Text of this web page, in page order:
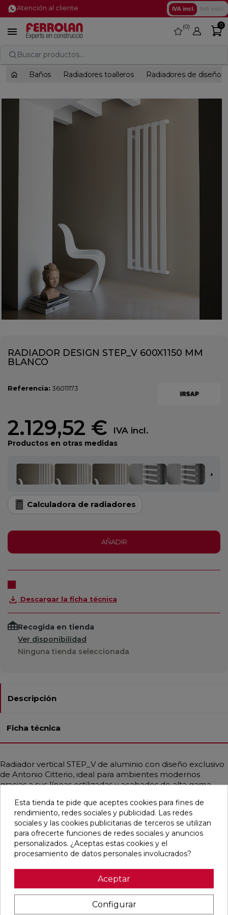
Atención al cliente IVA incl.
 favorite
0 0
Buscar productos...
Baños Radiadores toalleros Radiadores de diseño
RADIADOR DESIGN STEP_V 600X1150 MM
BLANCO
Referencia: 36011173
2.129,52 € IVA incl.
Productos en otras medidas
Calculadora de radiadores
AÑADIR
Descargar la ficha técnica
Recogida en tienda
Ver disponibilidad
Ninguna tienda seleccionada
Descripción
Ficha técnica
Radiador vertical STEP_V de aluminio con diseño exclusivo
de Antonio Citterio, ideal para ambientes modernos
gracias a sus líneas estilizadas y acabados de alta gama.
instalaciones de baja temperatura como calderas de
condensación o bombas de calor. Su sistema hidráulico
está premontado para facilitar la instalación lateral y se
incluye con válvulas bitubo del mismo acabado.
Disponible en diferentes medidas. Potencias desde 134 W
hasta 1530 W. Presión máxima de trabajo: 4 bares.
Temperatura máxima: 95 °C.
Esta tienda te pide que aceptes cookies para fines de
rendimiento, redes sociales y publicidad. Las redes
sociales y las cookies publicitarias de terceros se utilizan
para ofrecerte funciones de redes sociales y anuncios
personalizados. ¿Aceptas estas cookies y el
procesamiento de datos personales involucrados?
Aceptar
Configurar